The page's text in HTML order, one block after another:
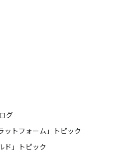
グ
ットフォーム」トピック
ド」トピック